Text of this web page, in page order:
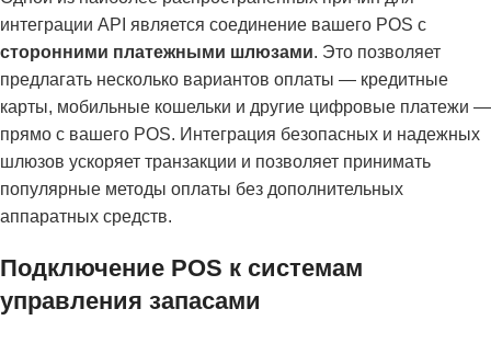
интеграции API является соединение вашего POS с
сторонними платежными шлюзами. Это позволяет
предлагать несколько вариантов оплаты — кредитные
карты, мобильные кошельки и другие цифровые платежи —
прямо с вашего POS. Интеграция безопасных и надежных
шлюзов ускоряет транзакции и позволяет принимать
популярные методы оплаты без дополнительных
аппаратных средств.
Подключение POS к системам
управления запасами